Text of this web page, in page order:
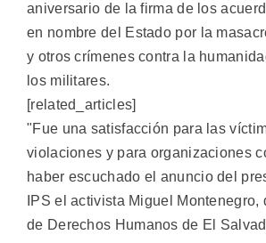
aniversario de la firma de los
en nombre del Estado por la
y otros crímenes contra la
los militares.
[related_articles]
"Fue una satisfacción para las
violaciones y para organizaciones
haber escuchado el anuncio del
IPS el activista Miguel Montenegro,
de Derechos Humanos de El